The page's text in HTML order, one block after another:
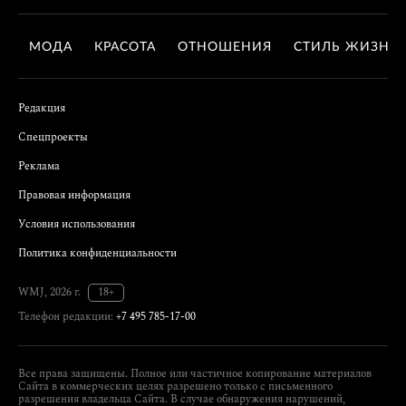
МОДА КРАСОТА ОТНОШЕНИЯ СТИЛЬ ЖИЗНИ
Редакция
Спецпроекты
Реклама
Правовая информация
Условия использования
Политика конфиденциальности
WMJ, 2026 г.
18+
Телефон редакции: +7 495 785-17-00
Все права защищены. Полное или частичное копирование материалов
Сайта в коммерческих целях разрешено только с письменного
разрешения владельца Сайта. В случае обнаружения нарушений,